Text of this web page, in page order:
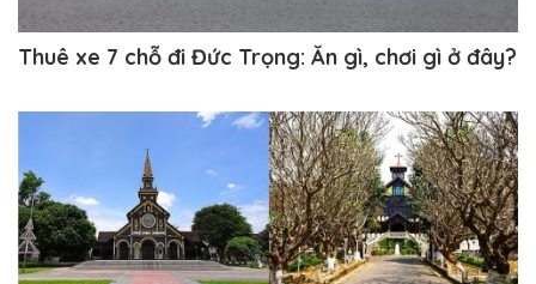
Thuê xe 7 chỗ đi Đức Trọng: Ăn gì, chơi gì ở đây?